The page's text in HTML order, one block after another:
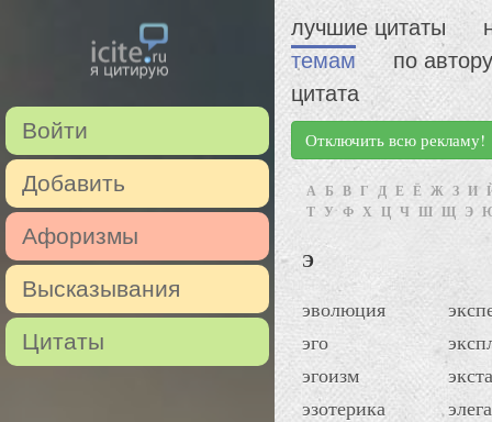
Войти
Добавить
Афоризмы
Высказывания
Цитаты
лучшие цитаты
темам
по автору
цитата
Отключить всю рекламу!
А Б В Г Д Е Ё Ж З И
Т У Ф Х Ц Ч Ш Щ Э
Э
эволюция
эго
эгоизм
эзотерика